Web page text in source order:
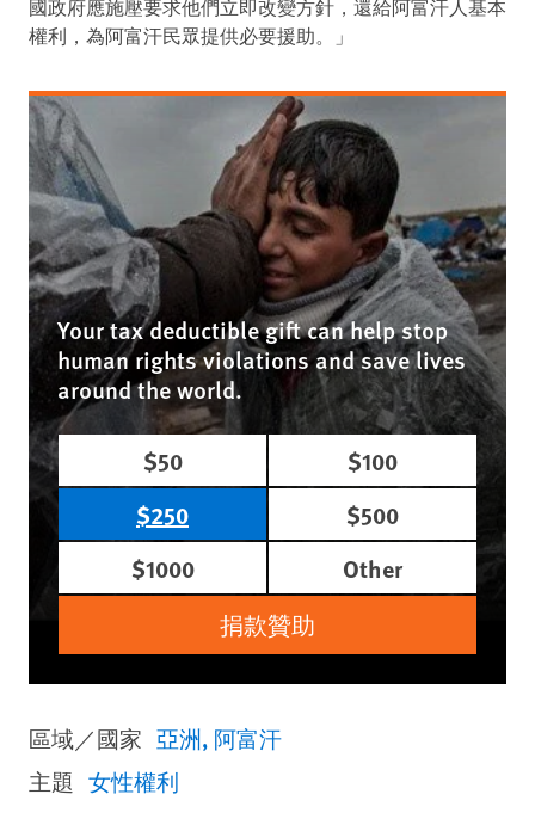
國政府應施壓要求他們立即改變方針，還給阿富汗人基本
權利，為阿富汗民眾提供必要援助。」
Your tax deductible gift can help stop
human rights violations and save lives
around the world.
$50
$100
$250
$500
$1000
Other
捐款贊助
區域／國家 亞洲 阿富汗
主題 女性權利